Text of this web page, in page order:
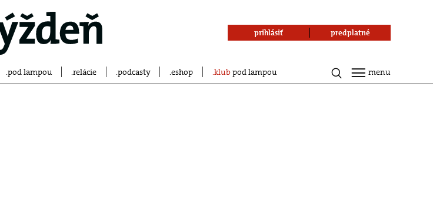
pod lampou relácie podcasty eshop klubpod lampou
prihlásiť predplatné
menu